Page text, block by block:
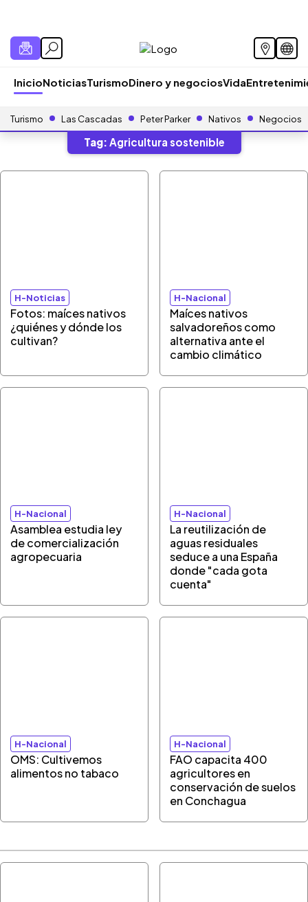
InicioNoticiasTurismoDinero y negociosVida
Turismo Las Cascadas Peter Parker Nativos Negocios
Tag: Agricultura sostenible
H-Noticias
Fotos: maíces nativos
¿quiénes y dónde los
cultivan?
H-Nacional
Maíces nativos
salvadoreños como
alternativa ante el
cambio climático
H-Nacional
Asamblea estudia ley
de comercialización
agropecuaria
H-Nacional
La reutilización de
aguas residuales
seduce a una España
donde "cada gota
cuenta"
H-Nacional
OMS: Cultivemos
alimentos no tabaco
H-Nacional
FAO capacita 400
agricultores en
conservación de suelos
en Conchagua